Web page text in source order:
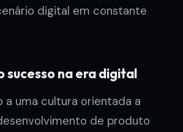
digital em constante
sucesso na era digital
a uma cultura orientada a
de produto